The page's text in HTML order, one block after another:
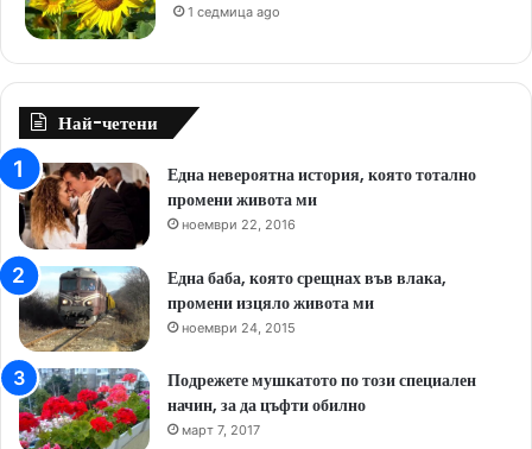
1 седмица ago
Най-четени
Една невероятна история, която тотално
промени живота ми
ноември 22, 2016
Една баба, която срещнах във влака,
промени изцяло живота ми
ноември 24, 2015
Подрежете мушкатото по този специален
начин, за да цъфти обилно
март 7, 2017